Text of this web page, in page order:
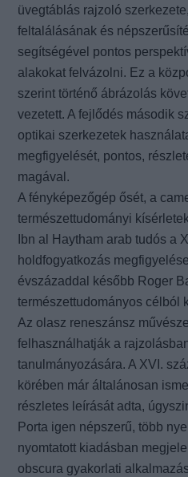
üvegtáblás rajzoló
feltalálásának és
segítségével pontos
alakokat felvázolni. Ez a
szerint történő ábrázolás
vezetett. A fejlődés második
optikai szerkezetek
megfigyelését, pontos,
magával.
A fényképezőgép ősét, a
természettudományi
Ibn al Haytham arab tudós a
holdfogyatkozás
évszázaddal később Roger
természettudományos célból
Az olasz reneszánsz
felhasználhatják a
tanulmányozására. A XVI.
körében már általánosan
részletes leírását adta,
Porta igen népszerű, több
nyomtatott kiadásban
obscura gyakorlati